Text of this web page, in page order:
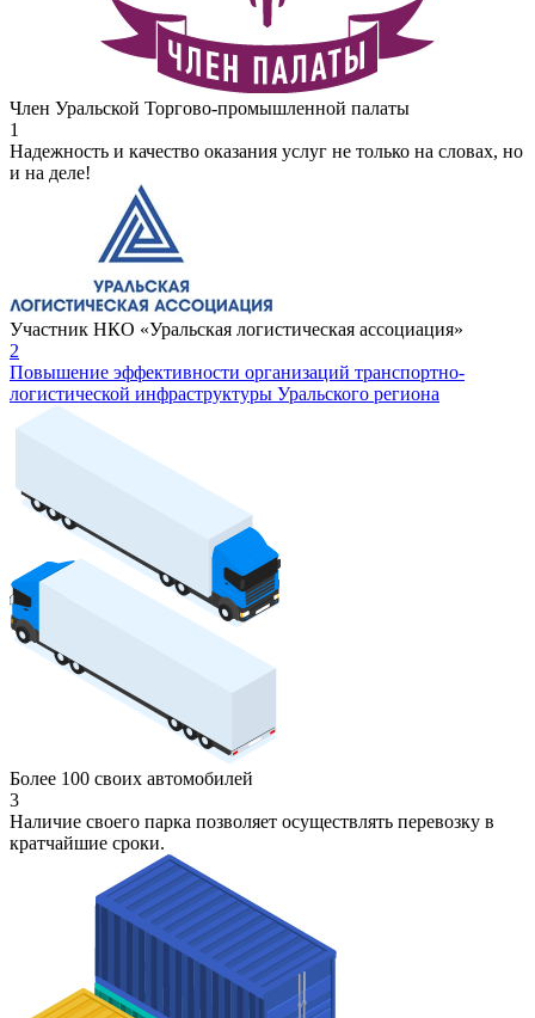
Член Уральской Торгово-промышленной палаты
1
Надежность и качество оказания услуг не только на словах, но
и на деле!
Участник НКО «Уральская логистическая ассоциация»
2
Повышение эффективности организаций транспортно-
логистической инфраструктуры Уральского региона
Более 100 своих автомобилей
3
Наличие своего парка позволяет осуществлять перевозку в
кратчайшие сроки.